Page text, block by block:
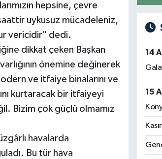
hepsine, çevre
uykusuz mücadeleniz,
vericidir" dedi.
dikkat çeken Başkan
önemine değinerek
ve itfaiye binalarını ve
kurtaracak bir itfaiyeyi
Bizim çok güçlü olmamız
havalarda
Bu tür hava
14
15